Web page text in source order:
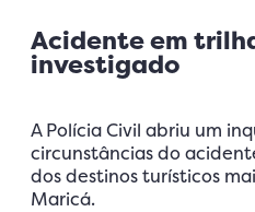
Acidente em
investigado
A Polícia Civil abriu um
circunstâncias do
dos destinos turísticos
Maricá.